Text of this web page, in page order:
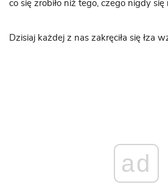
co się zrobiło niż tego, czego nigdy się
Dzisiaj każdej z nas zakręciła się łza
ad